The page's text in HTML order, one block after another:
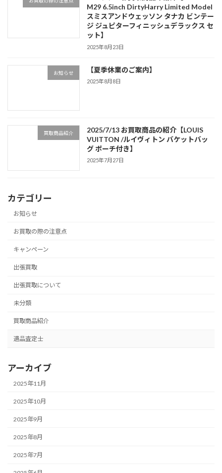
M29 6.5inch DirtyHarry Limited Model
スミスアンドウェッソン タナカ ビンテー
ジ ジュピターフィニッシュデラックス セ
ット】
2025年8月23日
お知らせ 【夏季休業のご案内】
2025年8月8日
買取商品紹介
2025/7/13 お買取商品の紹介【LOUIS
VUITTON /ルイヴィトン バケットバッ
グ ポーチ付き】
2025年7月27日
カテゴリー
お知らせ
お買取の際の注意点
キャンペーン
出張買取
出張買取について
未分類
買取商品紹介
遺品査定士
アーカイブ
2025年11月
2025年10月
2025年9月
2025年8月
2025年7月